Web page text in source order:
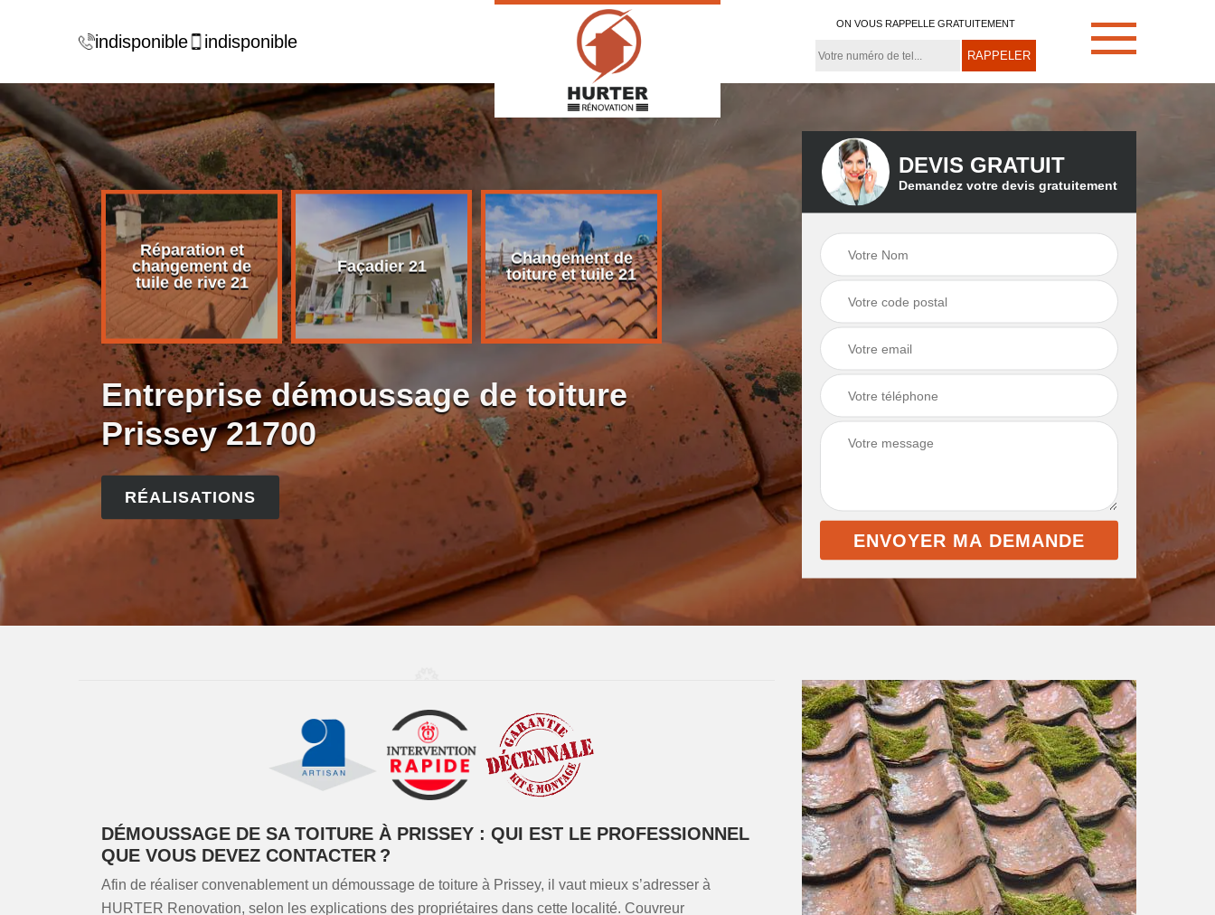
indisponible indisponible
ON VOUS RAPPELLE GRATUITEMENT
de
21
Réparation et
changement de
tuile de rive 21
Façadier 21
Changement de
toiture et tuile 21
Démoussage de
toiture 21
Couvreur zingueur
Entreprise démoussage de toiture
Prissey 21700
RÉALISATIONS
DEVIS GRATUIT
Demandez votre devis gratuitement
DÉMOUSSAGE DE SA TOITURE À PRISSEY : QUI EST LE PROFESSIONNEL
QUE VOUS DEVEZ CONTACTER ?
Afin de réaliser convenablement un démoussage de toiture à Prissey, il vaut mieux s’adresser à
HURTER Renovation, selon les explications des propriétaires dans cette localité. Couvreur